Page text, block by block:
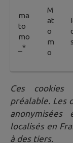
ma
to
mo
_*
M
at
o
m
o
Ces cookies
préalable. Les
localisés en
à des tiers.